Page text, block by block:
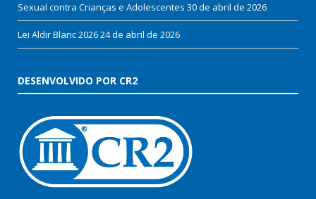
Sexual contra Crianças e Adolescentes 30 de abril de 2026
Lei Aldir Blanc 202624 de abril de 2026
DESENVOLVIDO POR CR2